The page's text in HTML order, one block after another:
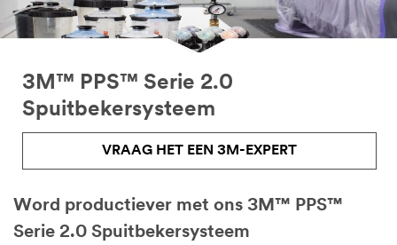
3M™ PPS™ Serie 2.0
Spuitbekersysteem
VRAAG HET EEN 3M-EXPERT
Word productiever met ons 3M™ PPS™
Serie 2.0 Spuitbekersysteem